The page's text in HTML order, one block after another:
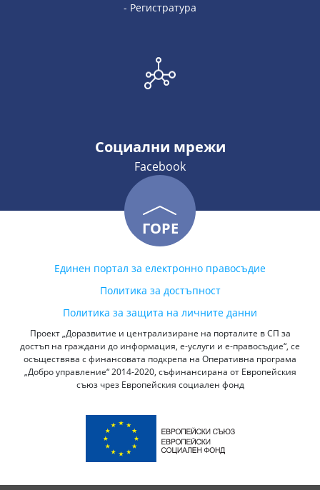
- Регистратура
Социални мрежи
Facebook
ГОРЕ
Единен портал за електронно правосъдие
Политика за достъпност
Политика за защита на личните данни
Проект „Доразвитие и централизиране на порталите в СП за
достъп на граждани до информация, е-услуги и е-правосъдие“, се
осъществява с финансовата подкрепа на Оперативна програма
„Добро управление“ 2014-2020, съфинансирана от Европейския
съюз чрез Европейския социален фонд